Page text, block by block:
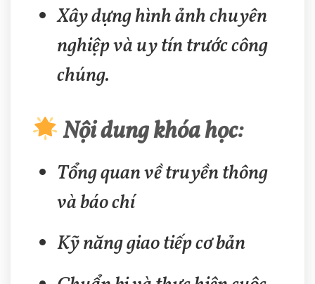
Xây dựng hình ảnh chuyên
nghiệp và uy tín trước công
chúng.
Nội dung khóa học:
Tổng quan về truyền thông
và báo chí
Kỹ năng giao tiếp cơ bản